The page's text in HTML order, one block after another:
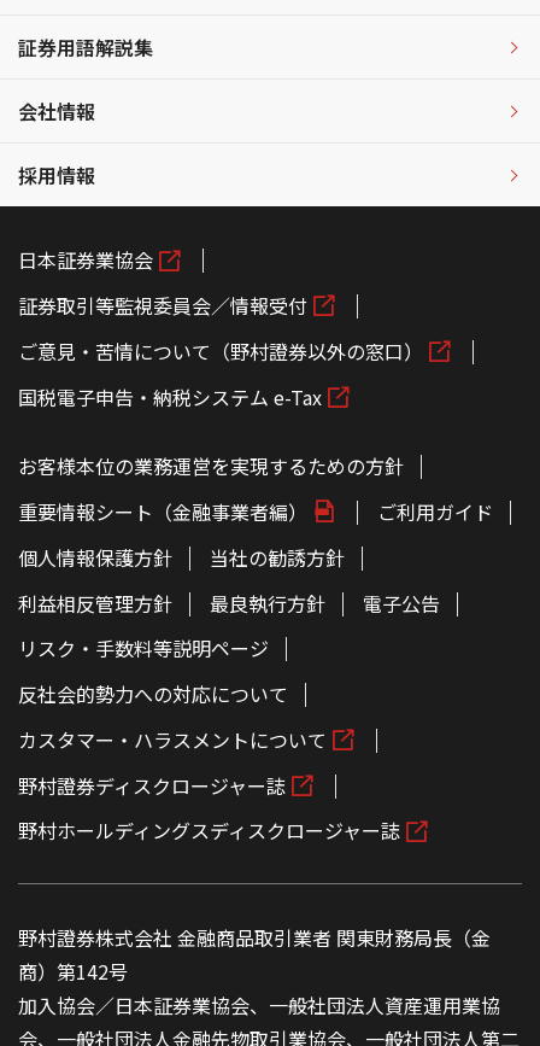
証券用語解説集
会社情報
採用情報
日本証券業協会
証券取引等監視委員会／情報受付
ご意見・苦情について（野村證券以外の窓口）
国税電子申告・納税システム e-Tax
お客様本位の業務運営を実現するための方針
重要情報シート（金融事業者編）
ご利用ガイド
個人情報保護方針
当社の勧誘方針
利益相反管理方針
最良執行方針
電子公告
リスク・手数料等説明ページ
反社会的勢力への対応について
カスタマー・ハラスメントについて
野村證券ディスクロージャー誌
野村ホールディングスディスクロージャー誌
野村證券株式会社 金融商品取引業者 関東財務局長（金
商）第142号
加入協会／日本証券業協会、一般社団法人資産運用業協
会、一般社団法人金融先物取引業協会、一般社団法人第二